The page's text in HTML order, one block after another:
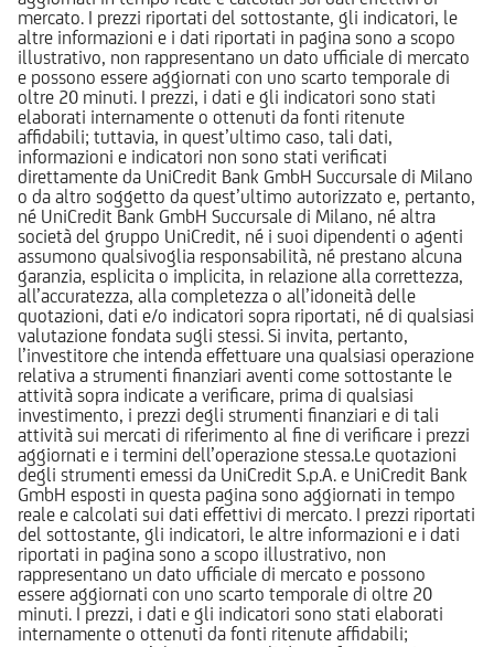
mercato. I prezzi riportati del sottostante, gli indicatori, le
altre informazioni e i dati riportati in pagina sono a scopo
illustrativo, non rappresentano un dato ufficiale di mercato
e possono essere aggiornati con uno scarto temporale di
oltre 20 minuti. I prezzi, i dati e gli indicatori sono stati
elaborati internamente o ottenuti da fonti ritenute
affidabili; tuttavia, in quest’ultimo caso, tali dati,
informazioni e indicatori non sono stati verificati
direttamente da UniCredit Bank GmbH Succursale di Milano
o da altro soggetto da quest’ultimo autorizzato e, pertanto,
né UniCredit Bank GmbH Succursale di Milano, né altra
società del gruppo UniCredit, né i suoi dipendenti o agenti
assumono qualsivoglia responsabilità, né prestano alcuna
garanzia, esplicita o implicita, in relazione alla correttezza,
all’accuratezza, alla completezza o all’idoneità delle
quotazioni, dati e/o indicatori sopra riportati, né di qualsiasi
valutazione fondata sugli stessi. Si invita, pertanto,
l’investitore che intenda effettuare una qualsiasi operazione
relativa a strumenti finanziari aventi come sottostante le
attività sopra indicate a verificare, prima di qualsiasi
investimento, i prezzi degli strumenti finanziari e di tali
attività sui mercati di riferimento al fine di verificare i prezzi
aggiornati e i termini dell’operazione stessa.Le quotazioni
degli strumenti emessi da UniCredit S.p.A. e UniCredit Bank
GmbH esposti in questa pagina sono aggiornati in tempo
reale e calcolati sui dati effettivi di mercato. I prezzi riportati
del sottostante, gli indicatori, le altre informazioni e i dati
riportati in pagina sono a scopo illustrativo, non
rappresentano un dato ufficiale di mercato e possono
essere aggiornati con uno scarto temporale di oltre 20
minuti. I prezzi, i dati e gli indicatori sono stati elaborati
internamente o ottenuti da fonti ritenute affidabili;